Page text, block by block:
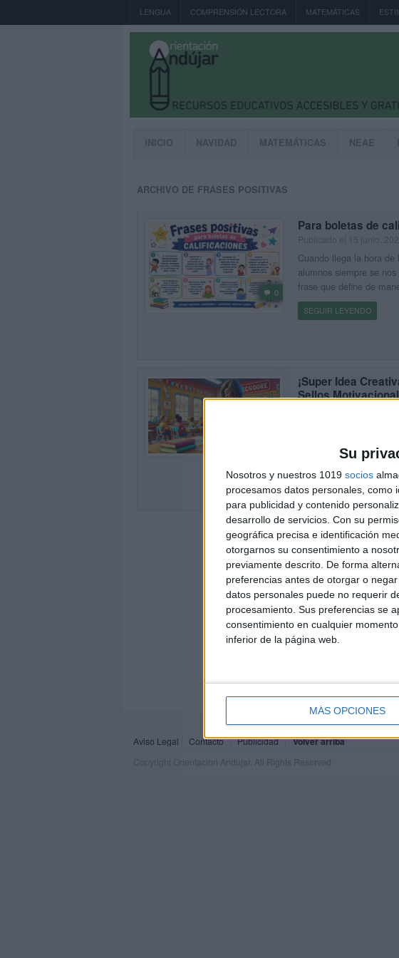
Su
Nosotros y nuestros 1019 socios
procesamos datos personales, como
para publicidad y contenido
desarrollo de servicios. Con su
geográfica precisa e identificación
otorgarnos su consentimiento a
previamente descrito. De forma
preferencias antes de otorgar o
datos personales puede no requerir
procesamiento. Sus preferencias se
consentimiento en cualquier
inferior de la página web.
MÁS OPCIONES
LENGUA COMPRENSIÓN LECTORA MATEMÁTICAS
INICIO NAVIDAD MATEMÁTICAS NEAE
ARCHIVO DE FRASES POSITIVAS
0
Para boletas de
Cuando llega la hora
alumnos siempre se
frase que define de
SEGUIR LEYENDO
¡Super Idea
Sellos
Los sellos para
Estos sellos, con
SEGUIR LEYENDO
Aviso Legal Contacto Publicidad Volver arriba
Copyright Orientacion Andujar. All Rights Reserved